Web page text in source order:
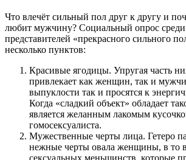
Что влечёт сильный пол друг к другу и
любит мужчину? Социальный опрос
представителей «прекрасного сильного
несколько пунктов:
Красивые ягодицы. Упругая часть
привлекает как женщин, так и
выпуклости так и просятся к
Когда «сладкий объект» обладает
является желанным лакомым
гомосексуалиста.
Мужественные черты лица. Гетеро
нежные черты овала женщины, в то
сексуальных меньшинств, которые